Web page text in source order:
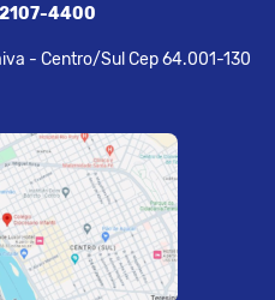
4400
- Centro/Sul Cep 64.001-130